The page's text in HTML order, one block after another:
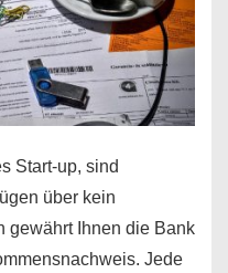
Start-up, sind
über kein
gewährt Ihnen die Bank
Jede